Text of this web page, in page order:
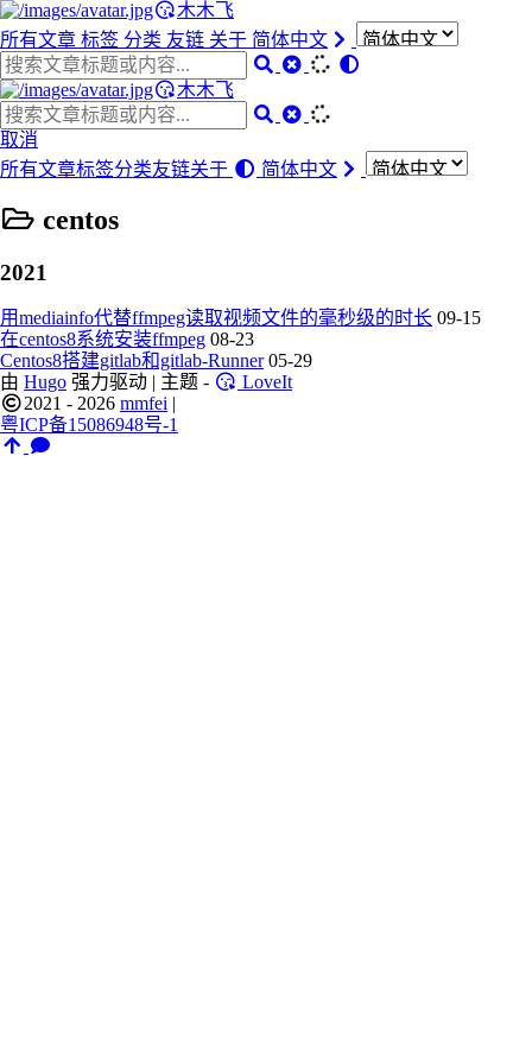
木木飞
所有文章 标签 分类 友链 关于 简体中文
木木飞
取消
所有文章标签分类友链关于 简体中文
centos
2021
用mediainfo代替ffmpeg读取视频文件的毫秒级的时长 09-15
在centos8系统安装ffmpeg 08-23
Centos8搭建gitlab和gitlab-Runner 05-29
由 Hugo 强力驱动 | 主题 -
LoveIt
2021 - 2026 mmfei |
粤ICP备15086948号-1